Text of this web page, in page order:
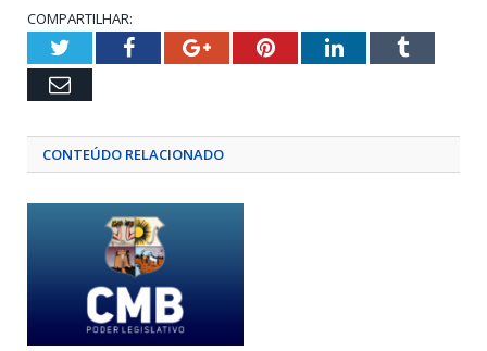
COMPARTILHAR:
TwitterFacebookGoogle+PinterestLinkedInTumblr
Email
CONTEÚDO RELACIONADO